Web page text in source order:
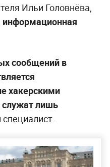
Ильи Головнёва,
информационная
сообщений в
хакерскими
служат лишь